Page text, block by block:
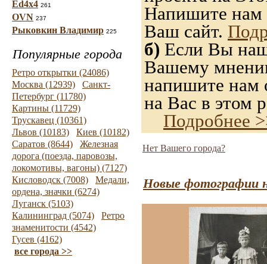
Ed4x4 261
OVN 237
Рыковкин Владимир 225
Популярные города
Ретро открытки (24086)
Москва (12939)
Санкт-
Петербург (11780)
Картины (11729)
Трускавец (10361)
Львов (10183)
Киев (10182)
Саратов (8644)
Железная
дорога (поезда, паровозы,
локомотивы, вагоны) (7127)
Кисловодск (7008)
Медали,
ордена, значки (6274)
Луганск (5103)
Калининград (5074)
Ретро
знаменитости (4542)
Гусев (4162)
все города >>
Напишите нам
Ваш сайт.
б) Если Вы
Вашему
напишите нам
на Вас в этом
Подробнее
Нет Вашего города?
Новые фотографии